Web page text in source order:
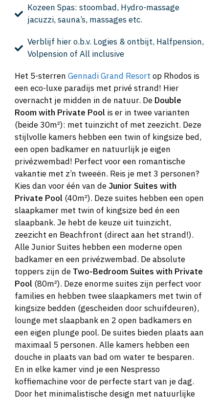
Kozeen Spas: stoombad, Hydro-massage
jacuzzi, sauna’s, massages etc.
Verblijf hier o.b.v. Logies & ontbijt, Halfpension,
Volpension of All inclusive
Het 5-sterren Gennadi Grand Resort op Rhodos is
een eco-luxe paradijs met privé strand! Hier
overnacht je midden in de natuur. De Double
Room with Private Pool is er in twee varianten
(beide 30m²): met tuinzicht of met zeezicht. Deze
stijlvolle kamers hebben een twin of kingsize bed,
een open badkamer en natuurlijk je eigen
privézwembad! Perfect voor een romantische
vakantie met z’n tweeën. Reis je met 3 personen?
Kies dan voor één van deJunior Suites with
Private Pool (40m²). Deze suites hebben een open
slaapkamer met twin of kingsize bed én een
slaapbank. Je hebt de keuze uit tuinzicht,
zeezicht en Beachfront (direct aan het strand!).
Alle Junior Suites hebben een moderne open
badkamer en een privézwembad. De absolute
toppers zijn de Two-Bedroom Suites with Private
Pool (80m²). Deze enorme suites zijn perfect voor
families en hebben twee slaapkamers met twin of
kingsize bedden (gescheiden door schuifdeuren),
lounge met slaapbank en 2 open badkamers en
een eigen plunge pool. De suites bieden plaats aan
maximaal 5 personen. Alle kamers hebben een
douche in plaats van bad om water te besparen.
En in elke kamer vind je een Nespresso
koffiemachine voor de perfecte start van je dag.
Door het minimalistische design met natuurlijke